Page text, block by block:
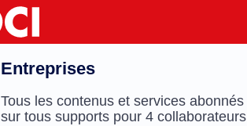
Entreprises
Tous les contenus et services abonnés
sur tous supports pour 4 collaborateurs